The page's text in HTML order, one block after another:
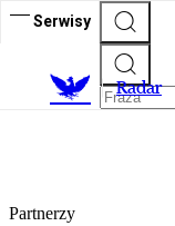
Serwisy
Radar
Partnerzy